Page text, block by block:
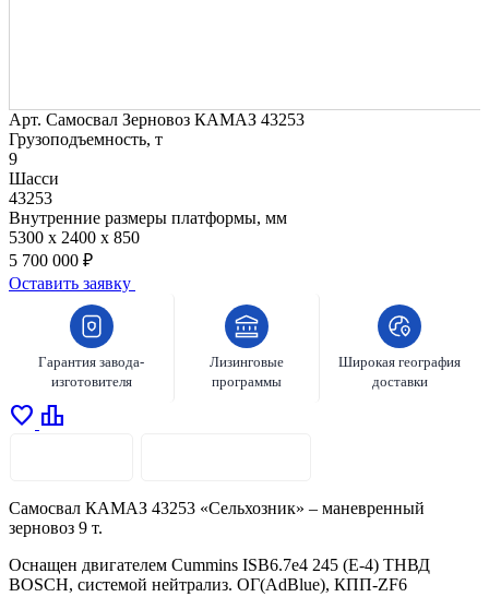
Арт. Самосвал Зерновоз КАМАЗ 43253
Грузоподъемность, т
9
Шасси
43253
Внутренние размеры платформы, мм
5300 х 2400 х 850
5 700 000 ₽
Оставить заявку
Гарантия завода-
изготовителя
Лизинговые
программы
Широкая география
доставки
favorite leaderboard
Самосвал КАМАЗ 43253 «Сельхозник» – маневренный
зерновоз 9 т.
Оснащен двигателем Сummins ISB6.7e4 245 (Е-4) ТНВД
BOSCH, системой нейтрализ. ОГ(AdBlue), КПП-ZF6